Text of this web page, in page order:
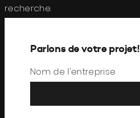
recherche.
Parlons de votre projet!
Nom de l'entreprise